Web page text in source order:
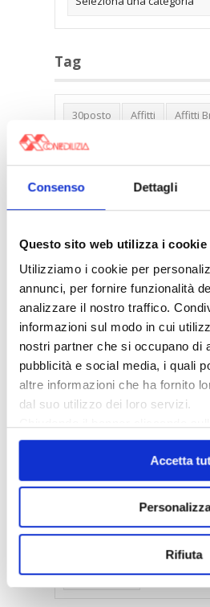
Consenso Dettagli
Questo sito web utilizza i cookie
Utilizziamo i cookie per
annunci, per fornire funzionalità
analizzare il nostro traffico.
informazioni sul modo in cui
nostri partner che si occupano di
pubblicità e social media, i quali
altre informazioni che ha fornito
dal suo utilizzo dei loro servizi.
solo i cookie necessari.
Accetta
Rifiuta
Tag
30posto Affitti Affitti
Assemblea Condominio
Bilocali
Blocco Affitti Brevi
Buon Senso
Case Pubbliche
Cedolare
Collabenti
Condominio
Confedilizia.EU
Dirittiproprietà
Emissioni
Gabetti Spa
Green Deal
Ideologia Green
Libero Mercato
Rendite Catastali
Ruderi
Sicurezza
Trasferimenti
Valore Case